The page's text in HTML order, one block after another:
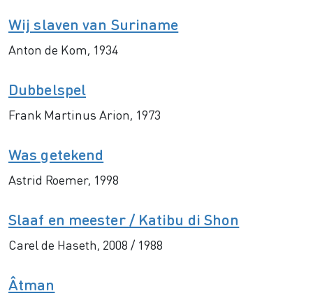
Wij slaven van Suriname
Anton de Kom, 1934
Dubbelspel
Frank Martinus Arion, 1973
Was getekend
Astrid Roemer, 1998
Slaaf en meester / Katibu di Shon
Carel de Haseth, 2008 / 1988
Âtman